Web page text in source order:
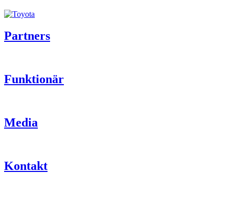
Partners
Funktionär
Media
Kontakt